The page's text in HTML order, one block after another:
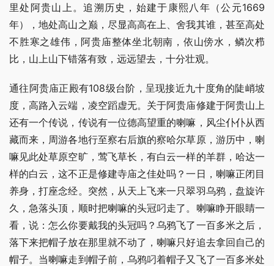
里处阿贵山上。追溯历史，始建于康熙八年（公元1669
年），地处高山之巅，尽显高高在上、舍我其谁，甚至高处
不胜寒之雄伟，阿贵庙整体坐北朝南，依山傍水，鳞次栉
比，山上山下错落有致，远远望去，十分壮观。
通往阿贵庙正殿有108级台阶，呈现接近九十度角的陡峭坡
度，高路入云端，凌空蹈虚无。关于阿贵庙修建于阿贵山上
还有一个传说，传说有一位德高望重的喇嘛，风尘仆仆从西
藏而来，周游各地行至察右后旗的察哈尔草原，游历中，喇
嘛见此处草原空旷，莺飞草长，有白云一样的羊群，哈达一
样的白云，这不正是修建寺庙之佳处吗？一日，喇嘛正闭目
养身，打座念经。突然，从天上飞来一只翠羽乌鸦，盘旋许
久，急落头顶，顺时把喇嘛的头冠叼走了。喇嘛睁开眼睛一
看，说：怎么你要戴我的头冠吗？乌鸦飞了一百多米之后，
落下来把帽子放在那里就不动了，喇嘛只好追去拿回自己的
帽子。当喇嘛走到帽子前，乌鸦叼着帽子又飞了一百多米处